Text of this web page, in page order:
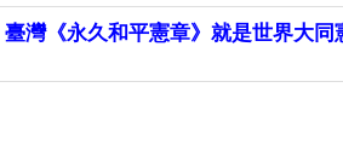
灣《永久和平憲章》就是世界大